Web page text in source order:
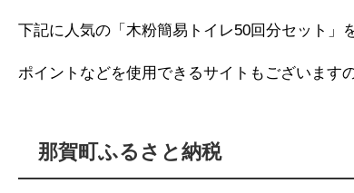
下記に人気の「木粉簡易トイレ50回分セット」
ポイントなどを使用できるサイトもございます
那賀町ふるさと納税